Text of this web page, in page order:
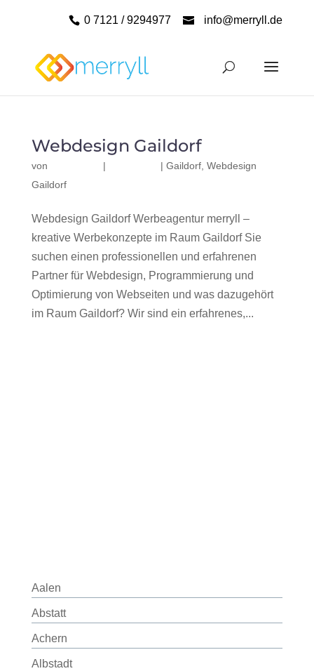
0 7121 / 9294977 info@merryll.de
Webdesign Gaildorf
von | | Gaildorf, Webdesign
Gaildorf
Webdesign Gaildorf Werbeagentur merryll –
kreative Werbekonzepte im Raum Gaildorf Sie
suchen einen professionellen und erfahrenen
Partner für Webdesign, Programmierung und
Optimierung von Webseiten und was dazugehört
im Raum Gaildorf? Wir sind ein erfahrenes,...
Aalen
Abstatt
Achern
Albstadt